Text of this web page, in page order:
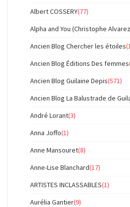
Albert COSSERY(77)
Alpha and You (Christophe
Ancien Blog Chercher les étoiles
Ancien Blog Éditions Des femmes
Ancien Blog Guilaine Depis(571)
Ancien Blog La Balustrade de
André Lorant(3)
Anna Joffo(1)
Anne Mansouret(8)
Anne-Lise Blanchard(17)
ARTISTES INCLASSABLES(1)
Aurélia Gantier(9)